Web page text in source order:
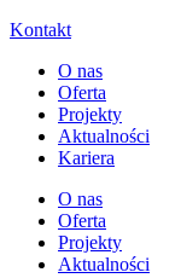
Kontakt
O nas
Oferta
Projekty
Aktualności
Kariera
O nas
Oferta
Projekty
Aktualności